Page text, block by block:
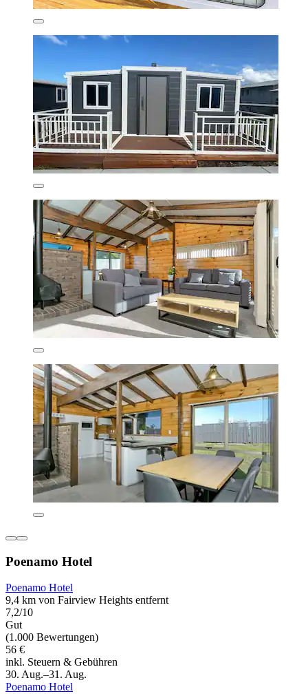
Poenamo Hotel
Poenamo Hotel
9,4 km von Fairview Heights entfernt
7,2/10
Gut
(1.000 Bewertungen)
56 €
inkl. Steuern & Gebühren
30. Aug.–31. Aug.
Poenamo Hotel